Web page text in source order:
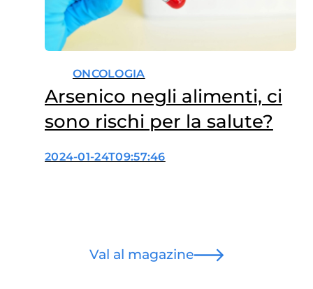
ONCOLOGIA
Arsenico negli alimenti, ci
sono rischi per la salute?
2024-01-24T09:57:46
Val al magazine